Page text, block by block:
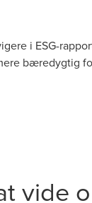
i ESG-
bæredygtig
vide